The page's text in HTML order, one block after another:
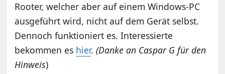
Rooter, welcher aber auf einem Windows-PC
ausgeführt wird, nicht auf dem Gerät selbst.
Dennoch funktioniert es. Interessierte
bekommen es hier.(Danke an Caspar G für den
Hinweis)